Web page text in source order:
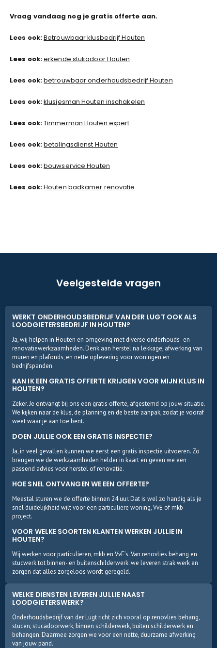
Vraag vandaag nog je gratis offerte aan.
Lees ook:Betrouwbaar klusbedrijf Houten
Lees ook:erkende stukadoor Houten
Lees ook:betrouwbaar onderhoudsbedrijf Houten
Lees ook:klusjesman Houten inschakelen
Lees ook:Timmerman Houten expert
Lees ook:betalingsdienst Houten
Lees ook:bouwservice Houten
Lees ook:Houten badkamer renovatie
Veelgestelde vragen
WERKT ONDERHOUDSBEDRIJF VAN DER LUGT OOK ALS
LOODGIETERSBEDRIJF IN HOUTEN?
Ja, wij helpen in Houten en omgeving met diverse onderhouds- en
renovatiewerkzaamheden. Denk aan herstel na lekkage, afwerking van
muren en plafonds, en nette oplevering voor woningen en
bedrijfspanden.
KAN IK EEN GRATIS OFFERTE KRIJGEN VOOR MIJN KLUS IN
HOUTEN?
Zeker. Je ontvangt bij ons een gratis offerte, afgestemd op jouw situatie.
We kijken naar de klus, de planning en de beste aanpak, zodat je vooraf
weet waar je aan toe bent.
DOEN JULLIE OOK EEN GRATIS INSPECTIE?
Ja, in veel gevallen kunnen we eerst een gratis inspectie uitvoeren. Zo
brengen we de werkzaamheden helder in kaart en geven we een
passend advies voor herstel of renovatie.
HOE SNEL ONTVANGEN WE EEN OFFERTE?
Meestal sturen we de offerte binnen 24 uur. Dat is wel zo handig als je
snel duidelijkheid wilt voor een particuliere woning, VvE of mkb-
project.
VOOR WELKE SOORTEN KLANTEN WERKEN JULLIE IN
HOUTEN?
Wij werken voor particulieren, mkb en VvE’s. Van renovlies behang en
stucwerk tot binnen- en buitenschilderwerk: we leveren strak werk en
zorgen dat alles zorgeloos wordt geregeld.
WELKE DIENSTEN LEVEREN JULLIE NAAST
LOODGIETERSWERK?
Onderhoudsbedrijf van der Lugt richt zich vooral op renovlies behang,
stucen, stucadoorwerk, binnen schilderwerk, buiten schilderwerk en
behangen. Daarmee zorgen we voor een nette, duurzame afwerking
van jouw pand.